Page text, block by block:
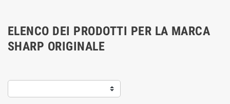
ELENCO DEI PRODOTTI PER LA MARCA
SHARP ORIGINALE